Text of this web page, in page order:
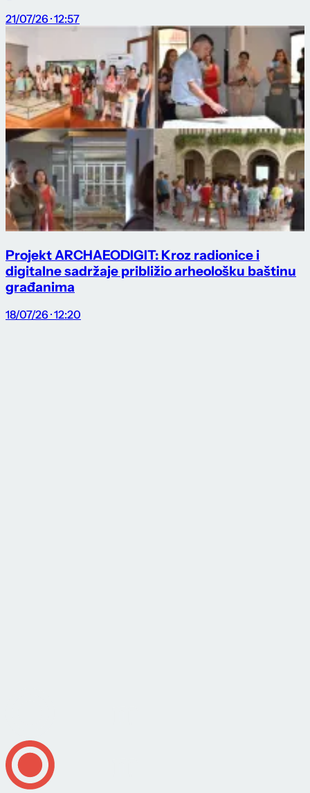
21/07/26 · 12:57
Projekt ARCHAEODIGIT: Kroz radionice i
digitalne sadržaje približio arheološku baštinu
građanima
18/07/26 · 12:20